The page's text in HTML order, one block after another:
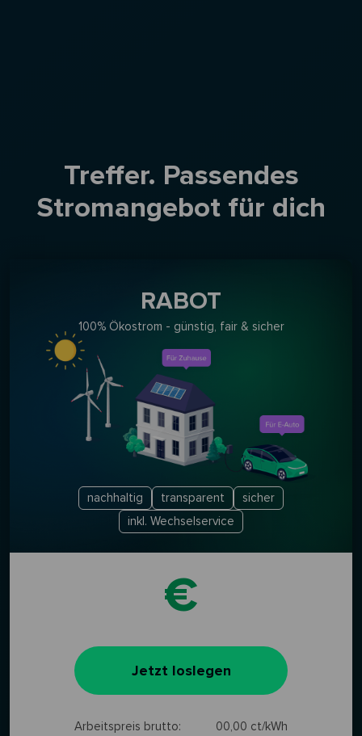
Treffer. Passendes
Stromangebot für dich
RABOT
100% Ökostrom - günstig, fair & sicher
nachhaltig transparent
sicher
inkl. Wechselservice
€
Jetzt loslegen
Arbeitspreis brutto: 00,00 ct/kWh